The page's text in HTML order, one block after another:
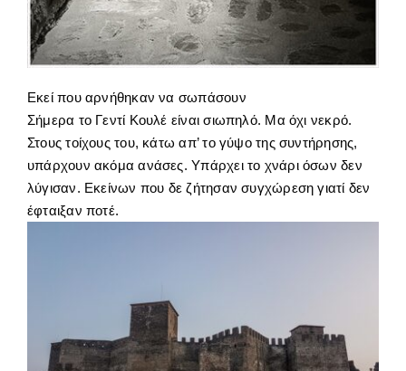
Εκεί που αρνήθηκαν να σωπάσουν
Σήμερα το Γεντί Κουλέ είναι σιωπηλό. Μα όχι νεκρό.
Στους τοίχους του, κάτω απ’ το γύψο της συντήρησης,
υπάρχουν ακόμα ανάσες. Υπάρχει το χνάρι όσων δεν
λύγισαν. Εκείνων που δε ζήτησαν συγχώρεση γιατί δεν
έφταιξαν ποτέ.